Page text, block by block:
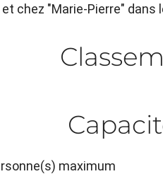
chez "Marie-Pierre" dans
maximum